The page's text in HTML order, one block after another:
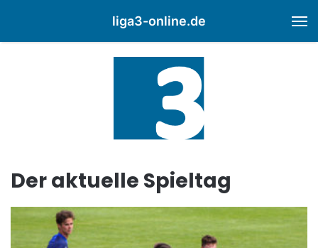
liga3-online.de
Der aktuelle Spieltag